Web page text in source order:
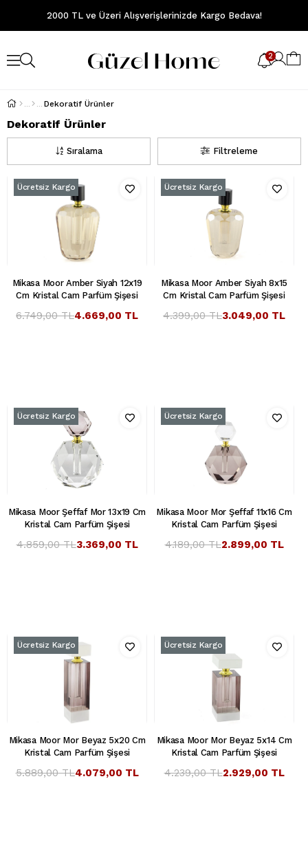
2000 TL ve Üzeri Alışverişlerinizde Kargo Bedava!
2
Dekoratif Ürünler
Dekoratif Ürünler
Filtreleme
Sıralama
Mikasa Moor Amber Siyah 12x19
Cm Kristal Cam Parfüm Şişesi
4.669,00 TL
6.749,00 TL
Ücretsiz Kargo
Mikasa Moor Amber Siyah 8x15
Cm Kristal Cam Parfüm Şişesi
3.049,00 TL
4.399,00 TL
Ücretsiz Kargo
Mikasa Moor Şeffaf Mor 13x19 Cm
Kristal Cam Parfüm Şişesi
3.369,00 TL
4.859,00 TL
Ücretsiz Kargo
Mikasa Moor Mor Şeffaf 11x16 Cm
Kristal Cam Parfüm Şişesi
2.899,00 TL
4.189,00 TL
Ücretsiz Kargo
Mikasa Moor Mor Beyaz 5x20 Cm
Kristal Cam Parfüm Şişesi
4.079,00 TL
5.889,00 TL
Ücretsiz Kargo
Mikasa Moor Mor Beyaz 5x14 Cm
Kristal Cam Parfüm Şişesi
2.929,00 TL
4.239,00 TL
Ücretsiz Kargo